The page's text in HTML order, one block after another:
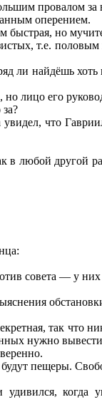
провалом за
оперением.
но
т.е.
найдёшь хоть
лицо его
что
в любой
совета — у них
так что
нужно
пещеры.